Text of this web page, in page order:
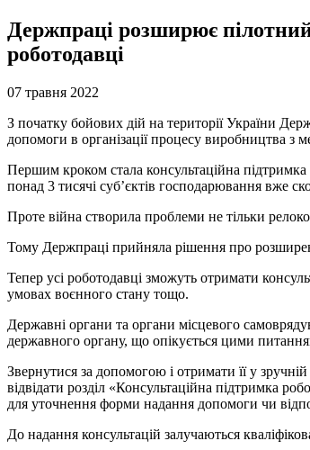
Держпраці розширює
роботодавці
07 травня 2022
З початку бойових дій на території України
допомоги в організації процесу виробництва з
Першим кроком стала консультаційна підтримка
понад 3 тисячі суб’єктів господарювання вже
Проте війна створила проблеми не тільки
Тому Держпраці прийняла рішення про
Тепер усі роботодавці зможуть отримати
умовах воєнного стану тощо.
Державні органи та органи місцевого
державного органу, що опікується цими
Звернутися за допомогою і отримати її у
відвідати розділ «Консультаційна підтримка
для уточнення форми надання допомоги чи
До надання консультацій залучаються